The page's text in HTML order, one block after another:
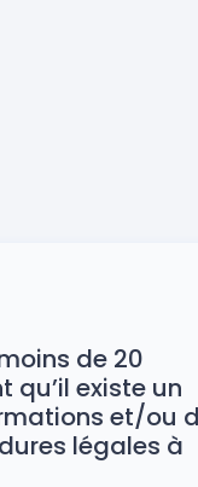
de 20
qu’il existe un
et/ou
légales à